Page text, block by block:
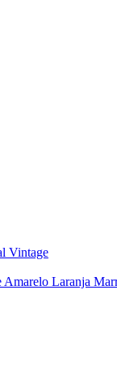
Vintage
Amarelo Laranja